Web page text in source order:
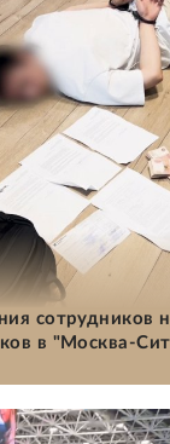
сотрудников
в "Москва-